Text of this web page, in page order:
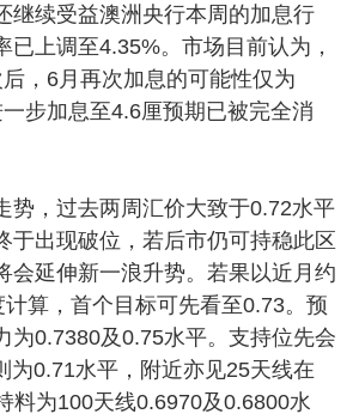
继续受益澳洲央行本周的加息行
已上调至4.35%。市场目前认为，
，6月再次加息的可能性仅为
步加息至4.6厘预期已被完全消
，过去两周汇价大致于0.72水平
于出现破位，若后市仍可持稳此区
会延伸新一浪升势。若果以近月约
算，首个目标可先看至0.73。预
为0.7380及0.75水平。支持位先会
为0.71水平，附近亦见25天线在
料为100天线0.6970及0.6800水